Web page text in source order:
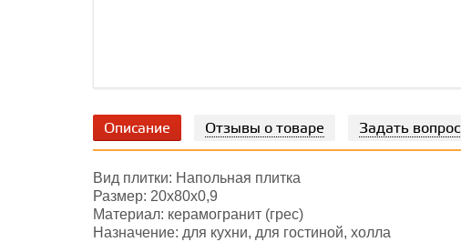
Описание Отзывы о товаре Задать вопрос
Вид плитки: Напольная плитка
Размер: 20х80x0,9
Материал: керамогранит (грес)
Назначение: для кухни, для гостиной, холла